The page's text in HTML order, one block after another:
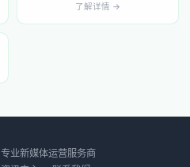
了解详情 →
专业新媒体运营服务商